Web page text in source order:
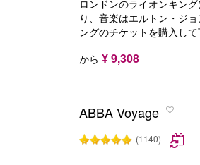
ロンドンのライオンキン
り、音楽はエルトン・ジ
ングのチケットを購入して
から ¥ 9,308
ABBA Voyage
(1140)